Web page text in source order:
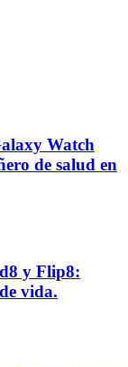
Watch
de salud en
y Flip8:
vida.